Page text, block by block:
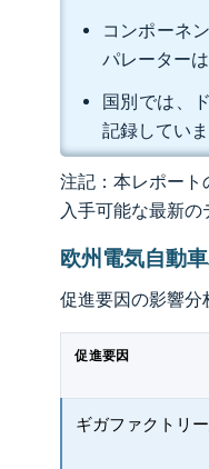
コンポーネ
パレーター
国別では、
記録していま
注記：本レポート
入手可能な最新の
欧州電気自動
促進要因の影響分
促進要因
ギガファクトリ